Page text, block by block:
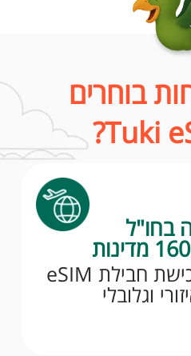
בוחרים
בחו"ל
עם אפשרות לרכישת חבילת eSIM
וגלובלי